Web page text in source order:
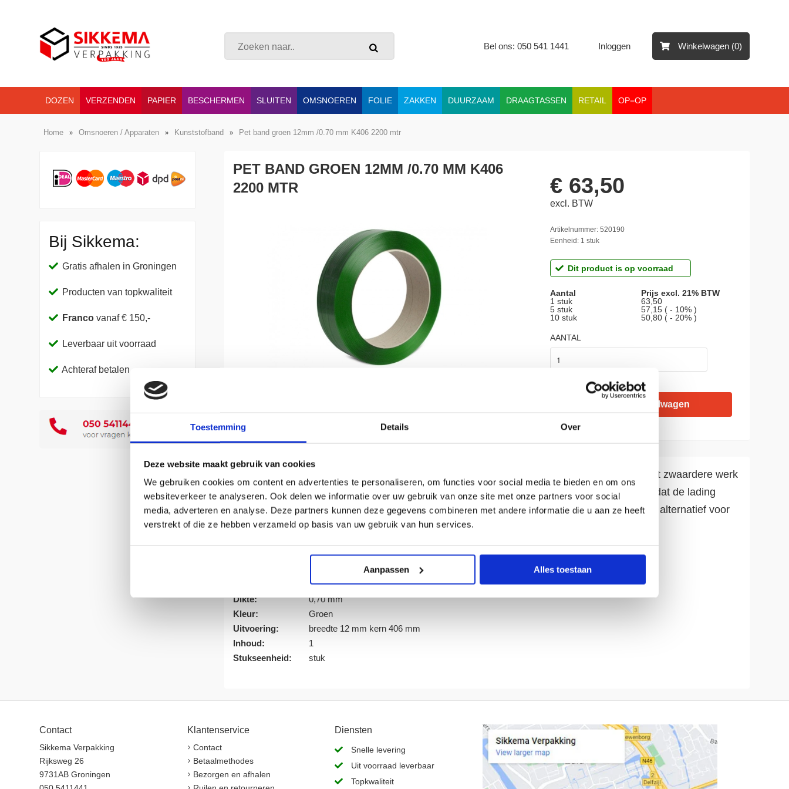
Toestemming Details Over
Deze website maakt gebruik van cookies
We gebruiken cookies om content en advertenties te personaliseren, om functies voor social media te bieden en om ons
websiteverkeer te analyseren. Ook delen we informatie over uw gebruik van onze site met onze partners voor social
media, adverteren en analyse. Deze partners kunnen deze gegevens combineren met andere informatie die u aan ze heeft
verstrekt of die ze hebben verzameld op basis van uw gebruik van hun services.
Aanpassen Alles toestaan
Bel ons: 050 541 1441 Inloggen Winkelwagen (0)
DOZEN VERZENDEN PAPIER BESCHERMEN SLUITEN OMSNOEREN FOLIE ZAKKEN DUURZAAM DRAAGTASSEN RETAIL OP=OP
Home » Omsnoeren / Apparaten » Kunststofband » Pet band groen 12mm /0.70 mm K406 2200 mtr
Bij Sikkema:
Gratis afhalen in Groningen
Producten van topkwaliteit
Francovanaf € 150,-
Leverbaar uit voorraad
Achteraf betalen
PET BAND GROEN 12MM /0.70 MM K406
2200 MTR
€ 63,50
excl. BTW
Artikelnummer: 520190
Eenheid: 1 stuk
Dit product is op voorraad
Aantal
Prijs excl. 21% BTW
1 stuk
63,50
5 stuk
57,15 ( - 10% )
10 stuk
50,80 ( - 20% )
AANTAL
Naast de standaard pp band hebben we de zeer sterke PET Band, voor als het echt om het zwaardere werk
gaat. Onze PET band heeft een zeer hoge trekkracht, heeft een bijna 100 % rekherstel, zodat de lading
goed onder spanning blijft staan. Verder is PET band volledig recyclebaar. PET band is het alternatief voor
staalband. PET band wordt vaak ingezet bij het omsnoeren van hout.
520190
2000 mtr
Dikte:
0,70 mm
Kleur:
Groen
Uitvoering:
breedte 12 mm kern 406 mm
Inhoud:
1
Stukseenheid:
stuk
Contact
Sikkema Verpakking
Rijksweg 26
9731AB Groningen
Klantenservice
Contact
Betaalmethodes
Bezorgen en afhalen
Diensten
Snelle levering
Uit voorraad leverbaar
Topkwaliteit